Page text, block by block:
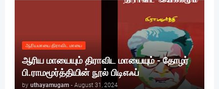
ஆரியமாயை திராவிட மாயை
ஆரிய மாயையும் திராவிட மாயையும் - தோழர்
பி.ராமமூர்த்தியின் நூல் பிடிஎஃப்
by uthayamugam - August 31, 2024